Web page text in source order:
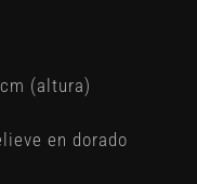
(altura)
en dorado